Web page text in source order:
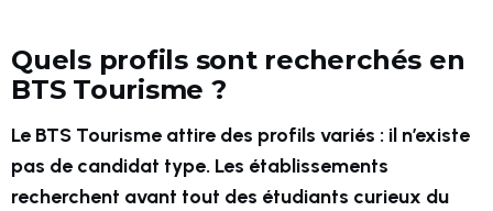
Quels profils sont recherchés en
BTS Tourisme ?
Le BTS Tourisme attire des profils variés : il n’existe
pas de candidat type. Les établissements
recherchent avant tout des étudiants curieux du